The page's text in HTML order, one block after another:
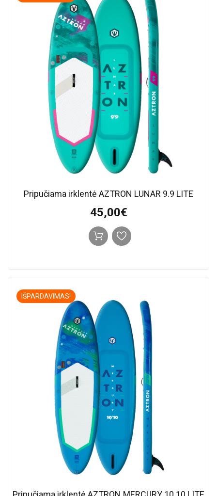
Pripučiama irklentė AZTRON LUNAR 9.9 LITE
45,00€
IŠPARDAVIMAS!